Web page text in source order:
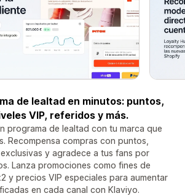
de lealtad en minutos: puntos,
VIP, referidos y más.
programa de lealtad con tu marca que
Recompensa compras con puntos,
y agradece a tus fans por
Lanza promociones como fines de
y precios VIP especiales para aumentar
en cada canal con Klaviyo.